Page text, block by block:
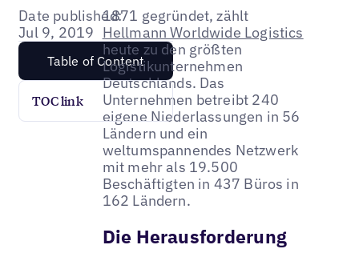
Date published:
Jul 9, 2019
Table of Content
TOC link
1871 gegründet, zählt
Hellmann Worldwide Logistics
heute zu den größten
Logistikunternehmen
Deutschlands. Das
Unternehmen betreibt 240
eigene Niederlassungen in 56
Ländern und ein
weltumspannendes Netzwerk
mit mehr als 19.500
Beschäftigten in 437 Büros in
162 Ländern.
Die Herausforderung